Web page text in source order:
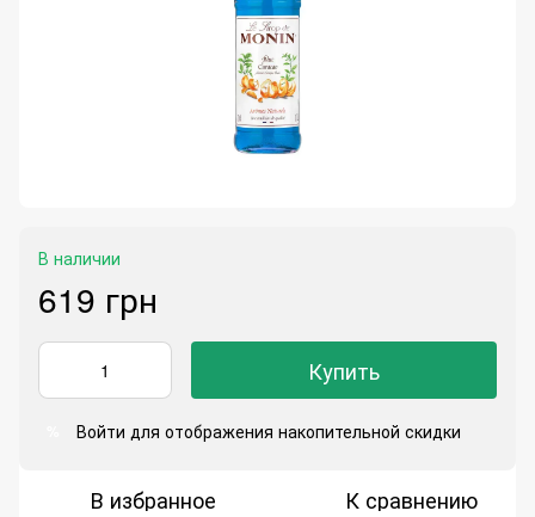
В наличии
619 грн
Купить
Войти для отображения накопительной скидки
В избранное К сравнению